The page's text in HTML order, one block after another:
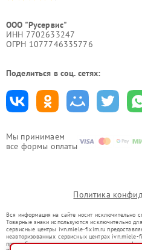
Мы принимаем
все формы оплаты
ООО "Русервис"
ИНН 7702633247
ОГРН 1077746335776
Поделиться в соц. сетях:
Политика
Вся информация на сайте носит исключительно
Товарные знаки используются исключительно
сервисные центры ivn.miele-fixim.ru
неавторизованных сервисных центрах ivn.miele-
правообладателями товарных знаков или их